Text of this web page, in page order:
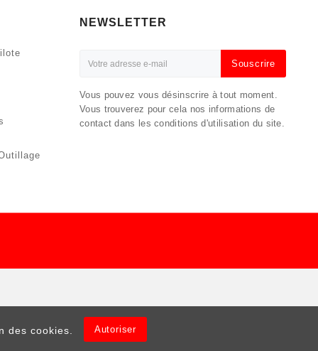
des cookies. Autoriser
NEWSLETTER
Souscrire
Vous pouvez vous désinscrire à tout moment.
Vous trouverez pour cela nos informations de
contact dans les conditions d'utilisation du site.